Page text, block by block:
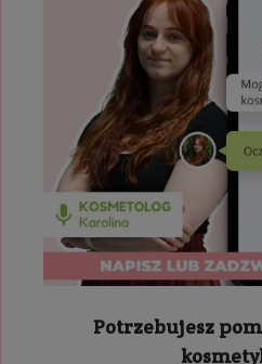
Potrzebujesz